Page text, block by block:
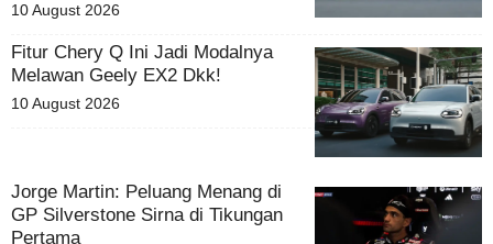
10 August 2026
Fitur Chery Q Ini Jadi Modalnya
Melawan Geely EX2 Dkk!
10 August 2026
Jorge Martin: Peluang Menang di
GP Silverstone Sirna di Tikungan
Pertama